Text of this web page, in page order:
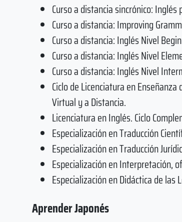
Curso a distancia sincrónico:
Curso a distancia: Improving
Curso a distancia: Inglés Nivel
Curso a distancia: Inglés Nivel
Curso a distancia: Inglés Nivel
Ciclo de Licenciatura en
Virtual y a Distancia.
Licenciatura en Inglés. Ciclo
Especialización en Traducción
Especialización en Traducción
Especialización en Interpretación,
Especialización en Didáctica de las
Aprender Japonés